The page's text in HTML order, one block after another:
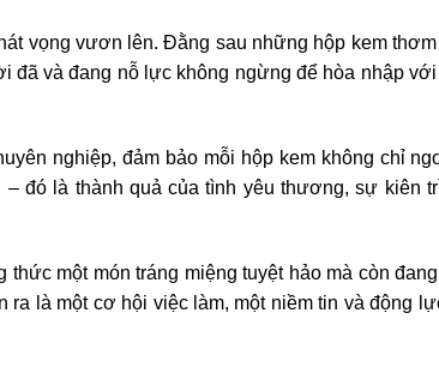
vọng vươn lên. Đằng sau những hộp kem
và đang nỗ lực không ngừng để hòa nhập
nghiệp, đảm bảo mỗi hộp kem không chỉ
đó là thành quả của tình yêu thương, sự kiên
thức một món tráng miệng tuyệt hảo mà còn
là một cơ hội việc làm, một niềm tin và động